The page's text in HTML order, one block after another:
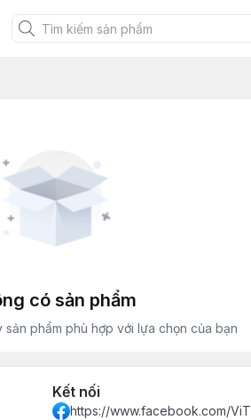
có sản phẩm
sản phẩm phù hợp với lựa chọn của bạn
Kết nối
https://www.facebook.com/